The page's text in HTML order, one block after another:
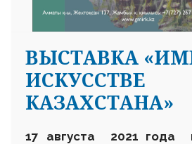
ВЫСТАВКА
ИСКУССТВЕ
КАЗАХСТАНА»
17 августа 2021 года